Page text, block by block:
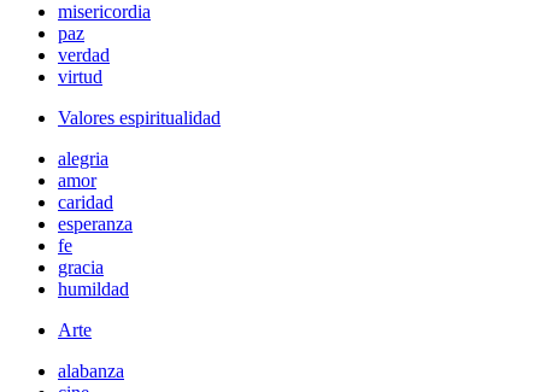
misericordia
paz
verdad
virtud
Valores espiritualidad
alegria
amor
caridad
esperanza
fe
gracia
humildad
Arte
alabanza